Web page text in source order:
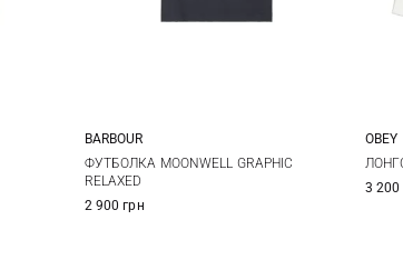
S M L
XXL
BARBOUR
ФУТБОЛКА MOONWELL GRAPHIC
RELAXED
2 900 грн
S
OBEY
3 200